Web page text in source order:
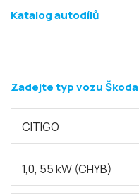
Zadejte typ vozu Škoda
CITIGO
1,0, 55 kW (CHYB)
Katalog autodílů